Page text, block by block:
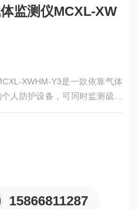
监测仪MCXL-XW
XWHM-Y3是一款依靠气体
人防护设备，可同时监测硫化
机身具备IP68防水能力，在水
15866811287